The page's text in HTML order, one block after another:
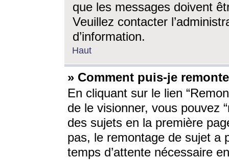
que les messages doivent
Veuillez contacter
d’information.
Haut
» Comment puis-je
En cliquant sur le lien
de le visionner, vous pouvez
des sujets en la première
pas, le remontage de sujet a
temps d’attente nécessaire